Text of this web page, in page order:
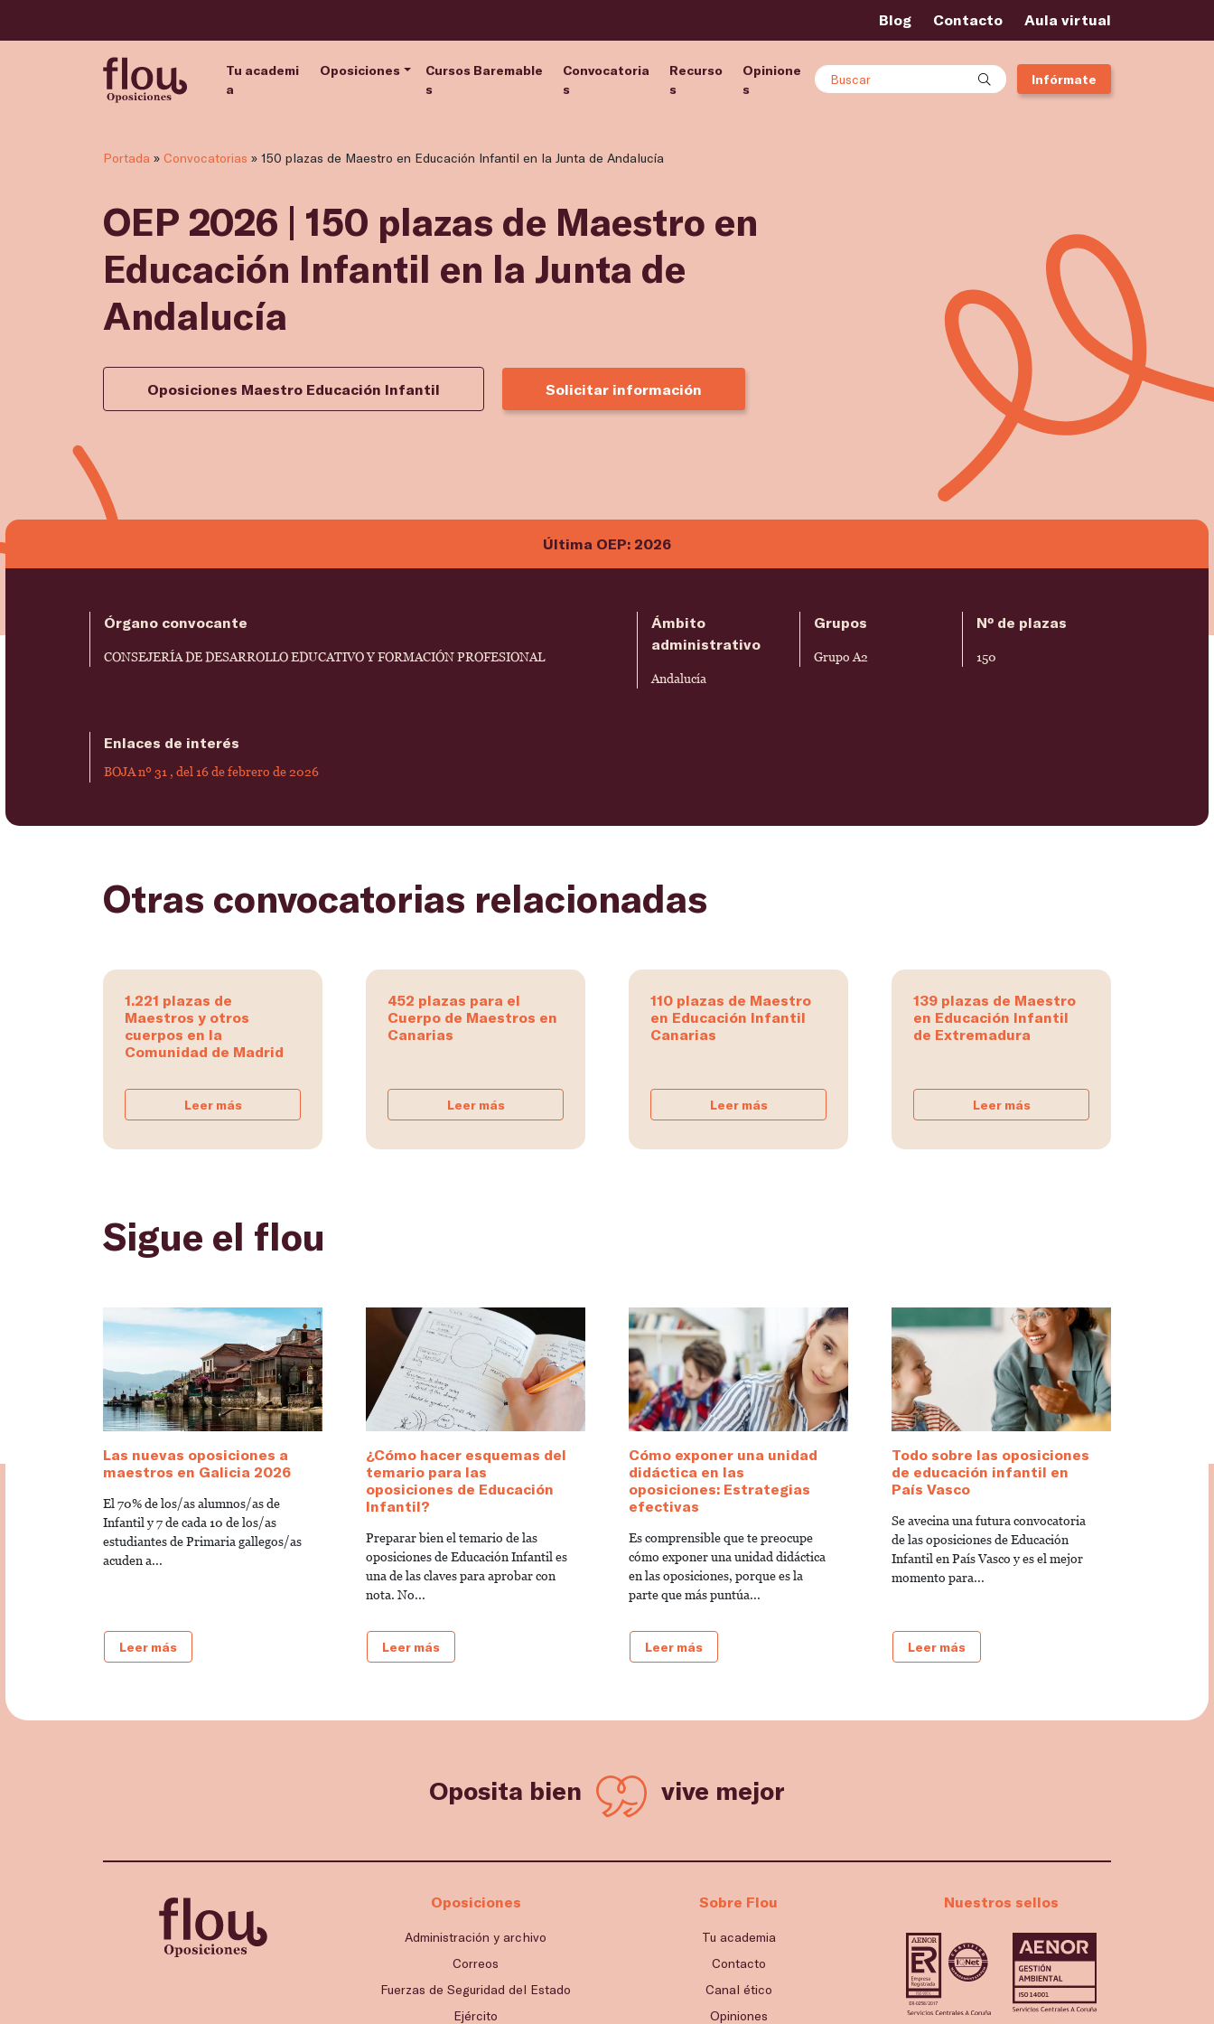
Blog Contacto Aula virtual
Tu academi
a
Oposiciones
Cursos Baremable
s
Convocatoria
s
Recurso
s
Opinione
s
Buscar Infórmate
Portada » Convocatorias » 150 plazas de Maestro en Educación Infantil en la Junta de Andalucía
OEP 2026 | 150 plazas de Maestro en
Educación Infantil en la Junta de
Andalucía
Oposiciones Maestro Educación Infantil Solicitar información
Última OEP: 2026
Órgano convocante
CONSEJERÍA DE DESARROLLO EDUCATIVO Y FORMACIÓN PROFESIONAL
Ámbito
administrativo
Andalucía
Grupos
Grupo A2
Nº de plazas
150
Enlaces de interés
BOJA nº 31 , del 16 de febrero de 2026
Otras convocatorias relacionadas
1.221 plazas de
Maestros y otros
cuerpos en la
Comunidad de Madrid
Leer más
452 plazas para el
Cuerpo de Maestros en
Canarias
Leer más
110 plazas de Maestro
en Educación Infantil
Canarias
Leer más
139 plazas de Maestro
en Educación Infantil
de Extremadura
Leer más
Sigue el flou
Las nuevas oposiciones a
maestros en Galicia 2026
El 70% de los/as alumnos/as de
Infantil y 7 de cada 10 de los/as
estudiantes de Primaria gallegos/as
acuden a...
Leer más
¿Cómo hacer esquemas del
temario para las
oposiciones de Educación
Infantil?
Preparar bien el temario de las
oposiciones de Educación Infantil es
una de las claves para aprobar con
nota. No...
Leer más
Cómo exponer una unidad
didáctica en las
oposiciones: Estrategias
efectivas
Es comprensible que te preocupe
cómo exponer una unidad didáctica
en las oposiciones, porque es la
parte que más puntúa...
Leer más
Todo sobre las oposiciones
de educación infantil en
País Vasco
Se avecina una futura convocatoria
de las oposiciones de Educación
Infantil en País Vasco y es el mejor
momento para...
Leer más
Oposita bien vive mejor
Oposiciones
Administración y archivo
Correos
Fuerzas de Seguridad del Estado
Ejército
Sobre Flou
Tu academia
Contacto
Canal ético
Opiniones
Nuestros sellos